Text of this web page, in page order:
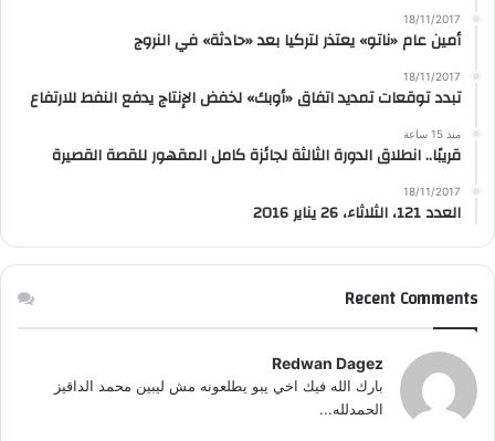
18/11/2017
أمين عام «ناتو» يعتذر لتركيا بعد «حادثة» في النروج
18/11/2017
تبدد توقعات تمديد اتفاق «أوبك» لخفض الإنتاج يدفع النفط للارتفاع
منذ 15 ساعة
قريبًا.. انطلاق الدورة الثالثة لجائزة كامل المقهور للقصة القصيرة
18/11/2017
العدد 121، الثلاثاء، 26 يناير 2016
Recent Comments
Redwan Dagez
بارك الله فيك اخي يبو يطلعونه مش ليبين محمد الداقيز
الحمدلله...